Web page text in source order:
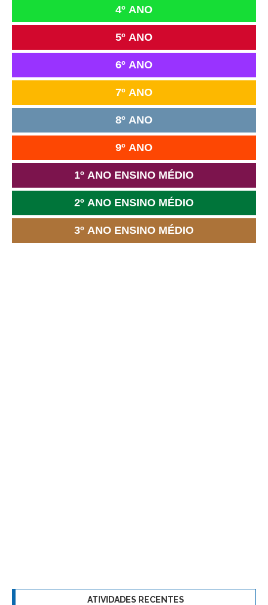
4º ANO
5º ANO
6º ANO
7º ANO
8º ANO
9º ANO
1º ANO ENSINO MÉDIO
2º ANO ENSINO MÉDIO
3º ANO ENSINO MÉDIO
ATIVIDADES RECENTES